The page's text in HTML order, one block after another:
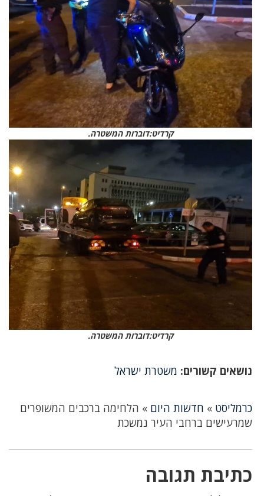
קרדיט:דוברות המשטרה.
קרדיט:דוברות המשטרה.
נושאים קשורים: משטרת ישראל
כרמליסט » חדשות היום » הלחימה ברכבים המשופרים
שמרעישים ברחבי העיר נמשכת
כתיבת תגובה